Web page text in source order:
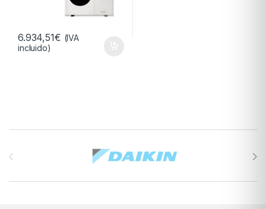
6.934,51€ (IVA
incluido)